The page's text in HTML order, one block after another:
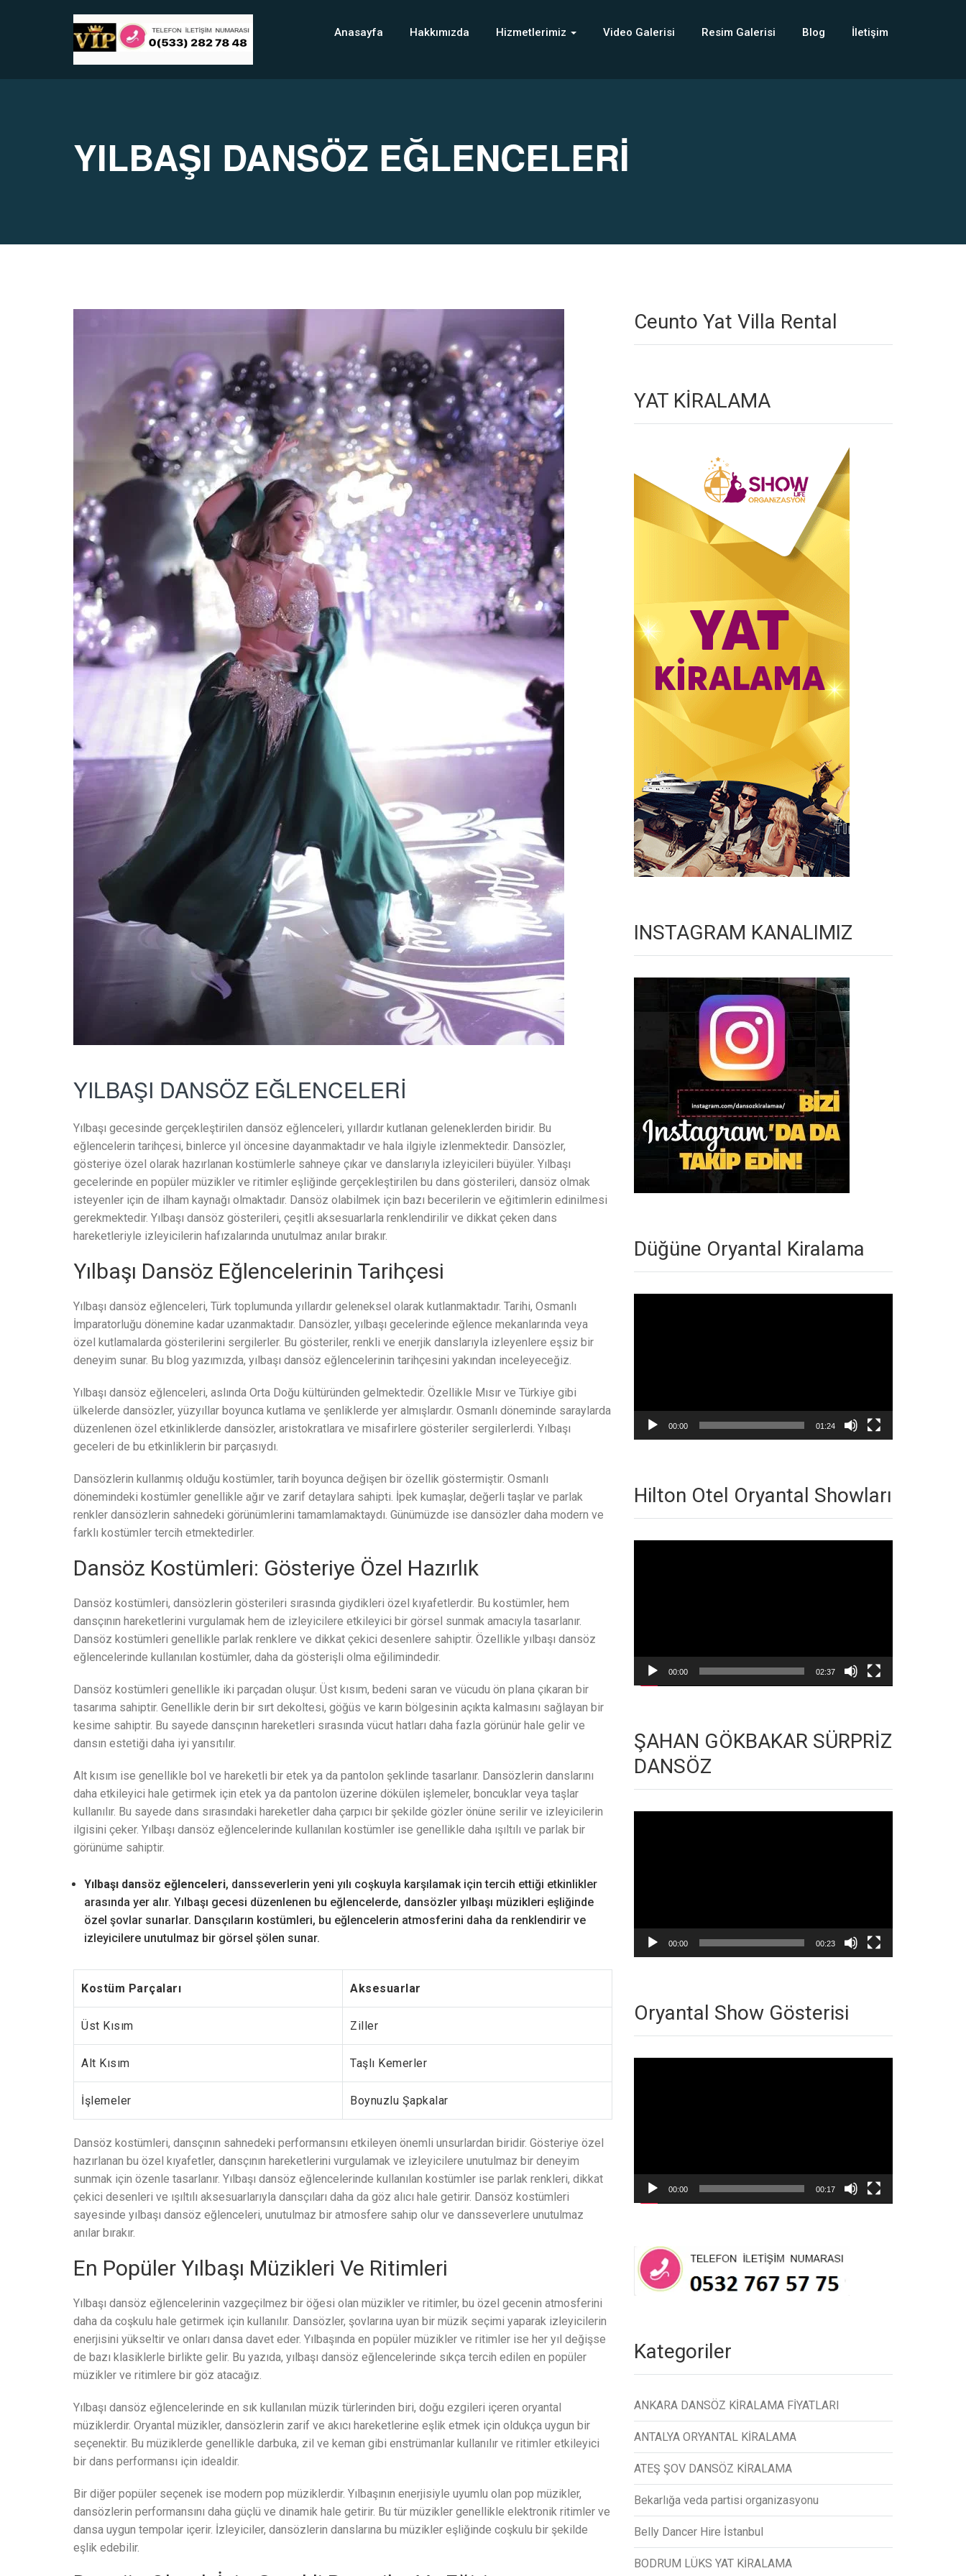
Anasayfa Hakkımızda Hizmetlerimiz Video Galerisi Resim Galerisi Blog İletişim
YILBAŞI DANSÖZ EĞLENCELERİ
YILBAŞI DANSÖZ EĞLENCELERİ
Yılbaşı gecesinde gerçekleştirilen dansöz eğlenceleri, yıllardır kutlanan geleneklerden biridir. Bu
eğlencelerin tarihçesi, binlerce yıl öncesine dayanmaktadır ve hala ilgiyle izlenmektedir. Dansözler,
gösteriye özel olarak hazırlanan kostümlerle sahneye çıkar ve danslarıyla izleyicileri büyüler. Yılbaşı
gecelerinde en popüler müzikler ve ritimler eşliğinde gerçekleştirilen bu dans gösterileri, dansöz olmak
isteyenler için de ilham kaynağı olmaktadır. Dansöz olabilmek için bazı becerilerin ve eğitimlerin edinilmesi
gerekmektedir. Yılbaşı dansöz gösterileri, çeşitli aksesuarlarla renklendirilir ve dikkat çeken dans
hareketleriyle izleyicilerin hafızalarında unutulmaz anılar bırakır.
Yılbaşı Dansöz Eğlencelerinin Tarihçesi
Yılbaşı dansöz eğlenceleri, Türk toplumunda yıllardır geleneksel olarak kutlanmaktadır. Tarihi, Osmanlı
İmparatorluğu dönemine kadar uzanmaktadır. Dansözler, yılbaşı gecelerinde eğlence mekanlarında veya
özel kutlamalarda gösterilerini sergilerler. Bu gösteriler, renkli ve enerjik danslarıyla izleyenlere eşsiz bir
deneyim sunar. Bu blog yazımızda, yılbaşı dansöz eğlencelerinin tarihçesini yakından inceleyeceğiz.
Yılbaşı dansöz eğlenceleri, aslında Orta Doğu kültüründen gelmektedir. Özellikle Mısır ve Türkiye gibi
ülkelerde dansözler, yüzyıllar boyunca kutlama ve şenliklerde yer almışlardır. Osmanlı döneminde saraylarda
düzenlenen özel etkinliklerde dansözler, aristokratlara ve misafirlere gösteriler sergilerlerdi. Yılbaşı
geceleri de bu etkinliklerin bir parçasıydı.
Dansözlerin kullanmış olduğu kostümler, tarih boyunca değişen bir özellik göstermiştir. Osmanlı
dönemindeki kostümler genellikle ağır ve zarif detaylara sahipti. İpek kumaşlar, değerli taşlar ve parlak
renkler dansözlerin sahnedeki görünümlerini tamamlamaktaydı. Günümüzde ise dansözler daha modern ve
farklı kostümler tercih etmektedirler.
Dansöz Kostümleri: Gösteriye Özel Hazırlık
Dansöz kostümleri, dansözlerin gösterileri sırasında giydikleri özel kıyafetlerdir. Bu kostümler, hem
dansçının hareketlerini vurgulamak hem de izleyicilere etkileyici bir görsel sunmak amacıyla tasarlanır.
Dansöz kostümleri genellikle parlak renklere ve dikkat çekici desenlere sahiptir. Özellikle yılbaşı dansöz
eğlencelerinde kullanılan kostümler, daha da gösterişli olma eğilimindedir.
Dansöz kostümleri genellikle iki parçadan oluşur. Üst kısım, bedeni saran ve vücudu ön plana çıkaran bir
tasarıma sahiptir. Genellikle derin bir sırt dekoltesi, göğüs ve karın bölgesinin açıkta kalmasını sağlayan bir
kesime sahiptir. Bu sayede dansçının hareketleri sırasında vücut hatları daha fazla görünür hale gelir ve
dansın estetiği daha iyi yansıtılır.
Alt kısım ise genellikle bol ve hareketli bir etek ya da pantolon şeklinde tasarlanır. Dansözlerin danslarını
daha etkileyici hale getirmek için etek ya da pantolon üzerine dökülen işlemeler, boncuklar veya taşlar
kullanılır. Bu sayede dans sırasındaki hareketler daha çarpıcı bir şekilde gözler önüne serilir ve izleyicilerin
ilgisini çeker. Yılbaşı dansöz eğlencelerinde kullanılan kostümler ise genellikle daha ışıltılı ve parlak bir
görünüme sahiptir.
Yılbaşı dansöz eğlenceleri, dansseverlerin yeni yılı coşkuyla karşılamak için tercih ettiği etkinlikler
arasında yer alır. Yılbaşı gecesi düzenlenen bu eğlencelerde, dansözler yılbaşı müzikleri eşliğinde
özel şovlar sunarlar. Dansçıların kostümleri, bu eğlencelerin atmosferini daha da renklendirir ve
izleyicilere unutulmaz bir görsel şölen sunar.
Kostüm Parçaları Aksesuarlar
Üst Kısım Ziller
Alt Kısım Taşlı Kemerler
İşlemeler Boynuzlu Şapkalar
Dansöz kostümleri, dansçının sahnedeki performansını etkileyen önemli unsurlardan biridir. Gösteriye özel
hazırlanan bu özel kıyafetler, dansçının hareketlerini vurgulamak ve izleyicilere unutulmaz bir deneyim
sunmak için özenle tasarlanır. Yılbaşı dansöz eğlencelerinde kullanılan kostümler ise parlak renkleri, dikkat
çekici desenleri ve ışıltılı aksesuarlarıyla dansçıları daha da göz alıcı hale getirir. Dansöz kostümleri
sayesinde yılbaşı dansöz eğlenceleri, unutulmaz bir atmosfere sahip olur ve dansseverlere unutulmaz
anılar bırakır.
En Popüler Yılbaşı Müzikleri Ve Ritimleri
Yılbaşı dansöz eğlencelerinin vazgeçilmez bir öğesi olan müzikler ve ritimler, bu özel gecenin atmosferini
daha da coşkulu hale getirmek için kullanılır. Dansözler, şovlarına uyan bir müzik seçimi yaparak izleyicilerin
enerjisini yükseltir ve onları dansa davet eder. Yılbaşında en popüler müzikler ve ritimler ise her yıl değişse
de bazı klasiklerle birlikte gelir. Bu yazıda, yılbaşı dansöz eğlencelerinde sıkça tercih edilen en popüler
müzikler ve ritimlere bir göz atacağız.
Yılbaşı dansöz eğlencelerinde en sık kullanılan müzik türlerinden biri, doğu ezgileri içeren oryantal
müziklerdir. Oryantal müzikler, dansözlerin zarif ve akıcı hareketlerine eşlik etmek için oldukça uygun bir
seçenektir. Bu müziklerde genellikle darbuka, zil ve keman gibi enstrümanlar kullanılır ve ritimler etkileyici
bir dans performansı için idealdir.
Bir diğer popüler seçenek ise modern pop müziklerdir. Yılbaşının enerjisiyle uyumlu olan pop müzikler,
dansözlerin performansını daha güçlü ve dinamik hale getirir. Bu tür müzikler genellikle elektronik ritimler ve
dansa uygun tempolar içerir. İzleyiciler, dansözlerin danslarına bu müzikler eşliğinde coşkulu bir şekilde
eşlik edebilir.
Ceunto Yat Villa Rental
YAT KİRALAMA
INSTAGRAM KANALIMIZ
Düğüne Oryantal Kiralama
00:00 01:24
Hilton Otel Oryantal Showları
00:00 02:37
ŞAHAN GÖKBAKAR SÜRPRİZ
DANSÖZ
00:00 00:23
Oryantal Show Gösterisi
00:00 00:17
Kategoriler
ANKARA DANSÖZ KİRALAMA FİYATLARI
ANTALYA ORYANTAL KİRALAMA
ATEŞ ŞOV DANSÖZ KİRALAMA
Bekarlığa veda partisi organizasyonu
Belly Dancer Hire İstanbul
BODRUM LÜKS YAT KİRALAMA